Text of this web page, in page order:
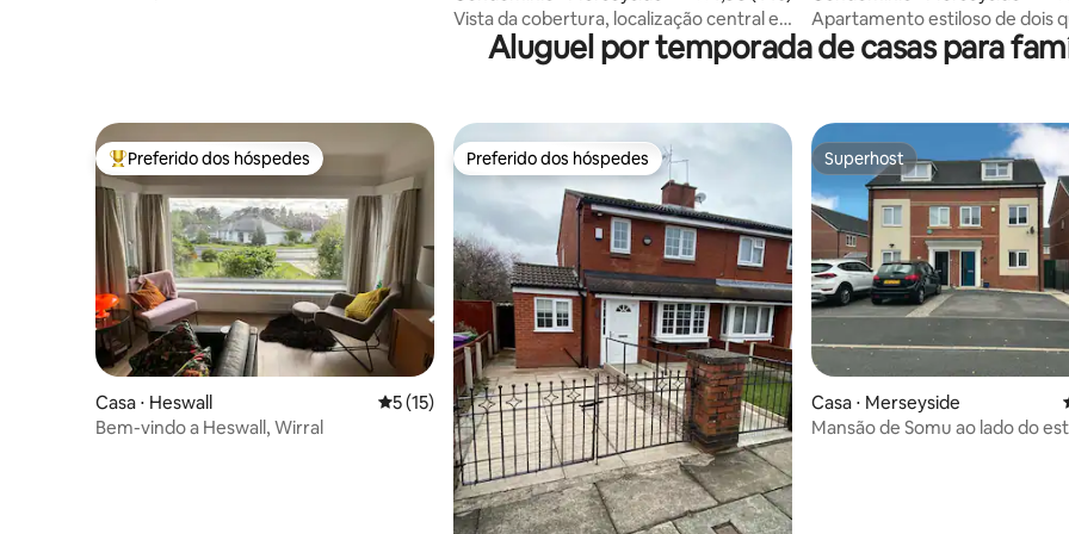
Vista da cobertura, localização central e
estacionamento gratuito
Apartamento estiloso de dois
centro da cidade
Aluguel por temporada de casas para
Entre os melhores preferidos dos hóspedes
Preferido dos hóspedes
Casa ⋅ Heswall 5 de uma avaliação média de 5, 15 avaliações
5 (15)
Bem-vindo a Heswall, Wirral
Preferido dos hóspedes
Preferido dos hóspedes Superhost
Superhost
Casa ⋅ Merseyside
Mansão de Somu ao lado do